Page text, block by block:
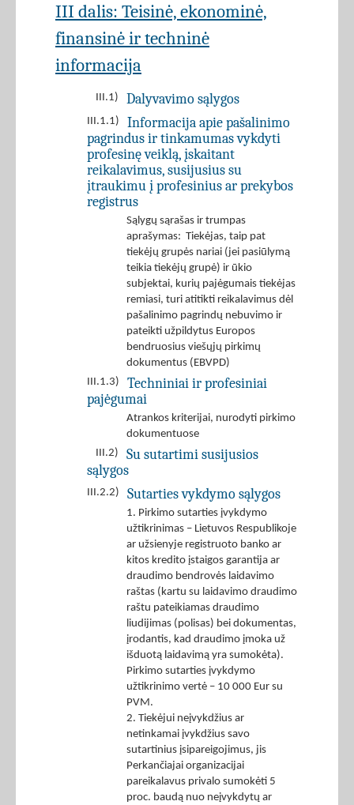
III dalis: Teisinė, ekonominė,
finansinė ir techninė
informacija
III.1) Dalyvavimo sąlygos
III.1.1)
Informacija apie pašalinimo
pagrindus ir tinkamumas vykdyti
profesinę veiklą, įskaitant
reikalavimus, susijusius su
įtraukimu į profesinius ar prekybos
registrus
Sąlygų sąrašas ir trumpas
aprašymas: Tiekėjas, taip pat
tiekėjų grupės nariai (jei pasiūlymą
teikia tiekėjų grupė) ir ūkio
subjektai, kurių pajėgumais tiekėjas
remiasi, turi atitikti reikalavimus dėl
pašalinimo pagrindų nebuvimo ir
pateikti užpildytus Europos
bendruosius viešųjų pirkimų
dokumentus (EBVPD)
III.1.3)
Techniniai ir profesiniai
pajėgumai
Atrankos kriterijai, nurodyti pirkimo
dokumentuose
III.2)
Su sutartimi susijusios
sąlygos
III.2.2) Sutarties vykdymo sąlygos
1. Pirkimo sutarties įvykdymo
užtikrinimas – Lietuvos Respublikoje
ar užsienyje registruoto banko ar
kitos kredito įstaigos garantija ar
draudimo bendrovės laidavimo
raštas (kartu su laidavimo draudimo
raštu pateikiamas draudimo
liudijimas (polisas) bei dokumentas,
įrodantis, kad draudimo įmoka už
išduotą laidavimą yra sumokėta).
Pirkimo sutarties įvykdymo
užtikrinimo vertė – 10 000 Eur su
PVM.
2. Tiekėjui neįvykdžius ar
netinkamai įvykdžius savo
sutartinius įsipareigojimus, jis
Perkančiajai organizacijai
pareikalavus privalo sumokėti 5
proc. baudą nuo neįvykdytų ar